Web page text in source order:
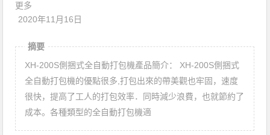
更多
2020年11月16日
摘要
XH-200S側捆式全自動打包機產品簡介： XH-200S側捆式
全自動打包機的優點很多,打包出來的帶美觀也牢固，速度
很快，提高了工人的打包效率．同時減少浪費，也就節約了
成本。各種類型的全自動打包機適